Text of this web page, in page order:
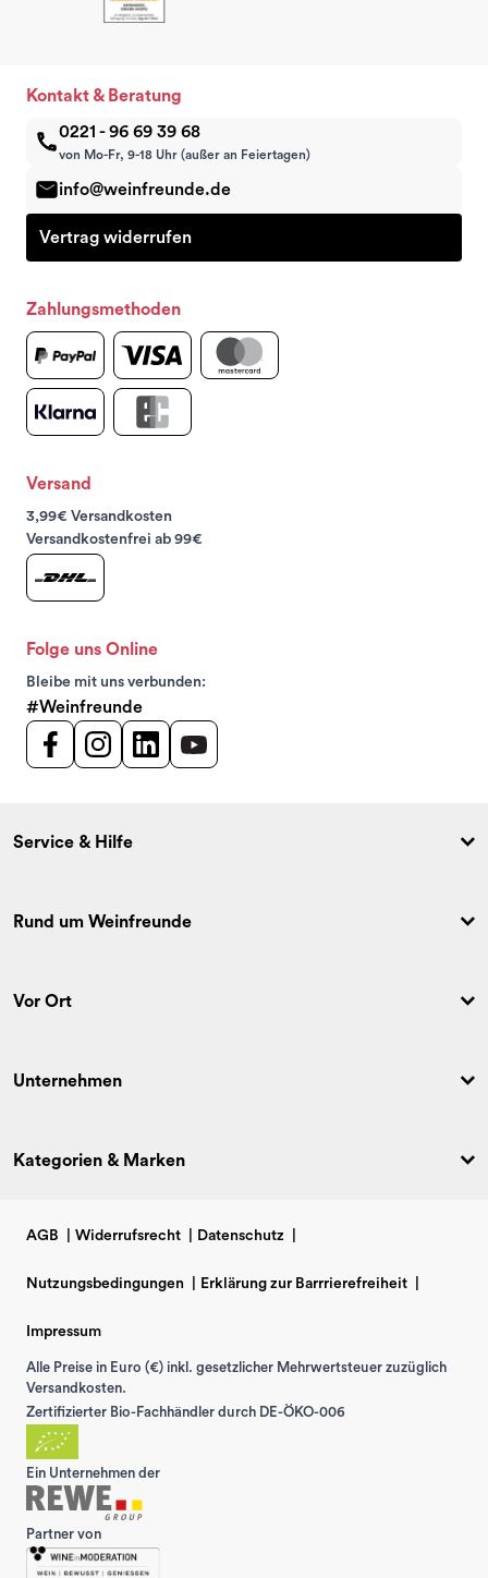
Kontakt & Beratung
0221 - 96 69 39 68
von Mo-Fr, 9-18 Uhr (außer an Feiertagen)
info@weinfreunde.de
Vertrag widerrufen
Zahlungsmethoden
Versand
3,99€ Versandkosten
Versandkostenfrei ab 99€
Folge uns Online
Bleibe mit uns verbunden:
#Weinfreunde
Service & Hilfe
Rund um Weinfreunde
Vor Ort
Unternehmen
Kategorien & Marken
AGB Widerrufsrecht Datenschutz
Nutzungsbedingungen Erklärung zur Barrrierefreiheit
Impressum
Alle Preise in Euro (€) inkl. gesetzlicher Mehrwertsteuer zuzüglich
Versandkosten.
Zertifizierter Bio-Fachhändler durch DE-ÖKO-006
Ein Unternehmen der
Partner von